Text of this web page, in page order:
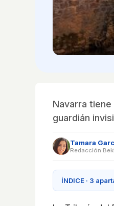
Navarra
guardián
Tamara
Redacción
ÍNDICE · 3